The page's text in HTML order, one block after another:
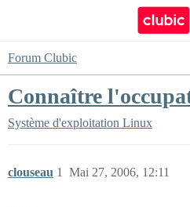
Forum Clubic
Connaître
Système d'exploitation Linux
clouseau Mai 27, 2006, 12:11
1